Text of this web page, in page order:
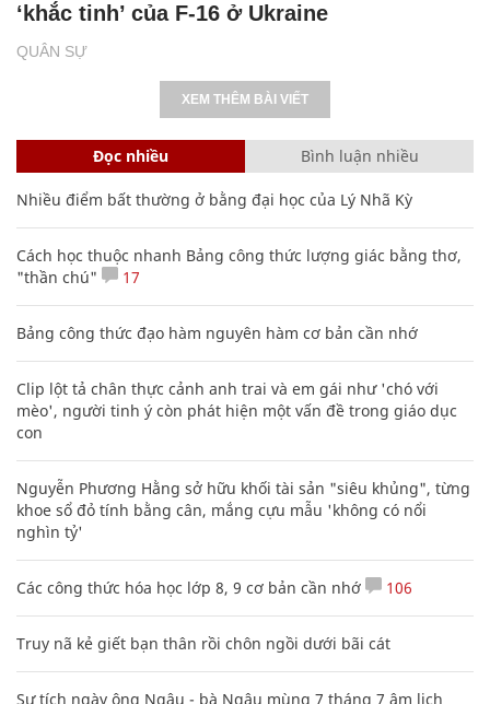
QUÂN SỰ
‘khắc tinh’ của F-16 ở Ukraine
XEM THÊM BÀI VIẾT
Đọc nhiều Bình luận nhiều
Nhiều điểm bất thường ở bằng đại học của Lý Nhã Kỳ
Cách học thuộc nhanh Bảng công thức lượng giác bằng thơ,
"thần chú"
17
Bảng công thức đạo hàm nguyên hàm cơ bản cần nhớ
Clip lột tả chân thực cảnh anh trai và em gái như 'chó với
mèo', người tinh ý còn phát hiện một vấn đề trong giáo dục
con
Nguyễn Phương Hằng sở hữu khối tài sản "siêu khủng", từng
khoe sổ đỏ tính bằng cân, mắng cựu mẫu 'không có nổi
nghìn tỷ'
Các công thức hóa học lớp 8, 9 cơ bản cần nhớ 106
Truy nã kẻ giết bạn thân rồi chôn ngồi dưới bãi cát
Sự tích ngày ông Ngâu - bà Ngâu mùng 7 tháng 7 âm lịch